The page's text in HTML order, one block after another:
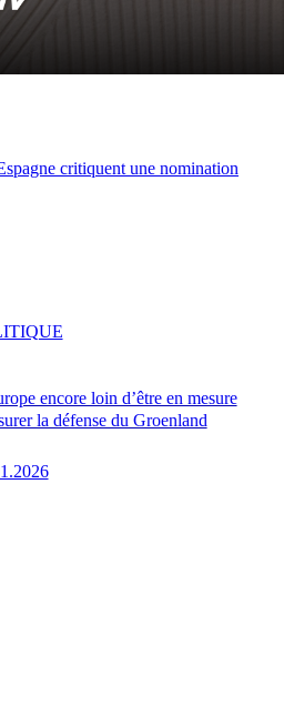
critiquent une nomination
encore loin d’être en mesure
la défense du Groenland